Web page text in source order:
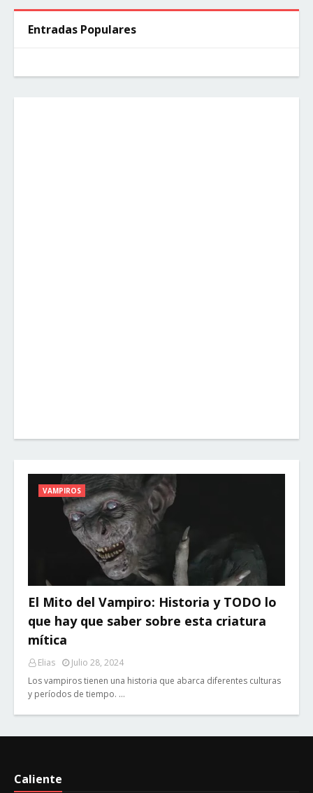
Entradas Populares
VAMPIROS
El Mito del Vampiro: Historia y TODO lo
que hay que saber sobre esta criatura
mítica
Elias
Julio 28, 2024
Los vampiros tienen una historia que abarca diferentes culturas
y períodos de tiempo. …
Caliente